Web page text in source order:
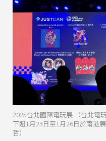
2025台北國際電玩展 （台北電
下週1月23日至1月26日於南港
哲）